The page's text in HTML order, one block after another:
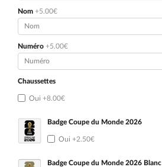
Nom +5.00€
Numéro +5.00€
Chaussettes
Oui +8.00€
Badge Coupe du Monde 2026
Oui +2.50€
Badge Coupe du Monde 2026 Blanc